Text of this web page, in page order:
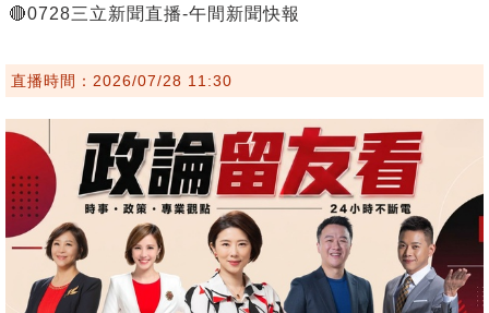
🔴0728三立新聞直播-午間新聞快報
直播時間：2026/07/28 11:30